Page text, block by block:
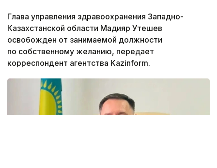
Глава управления здравоохранения Западно-
Казахстанской области Мадияр Утешев
освобожден от занимаемой должности
по собственному желанию, передает
корреспондент агентства Kazinform.